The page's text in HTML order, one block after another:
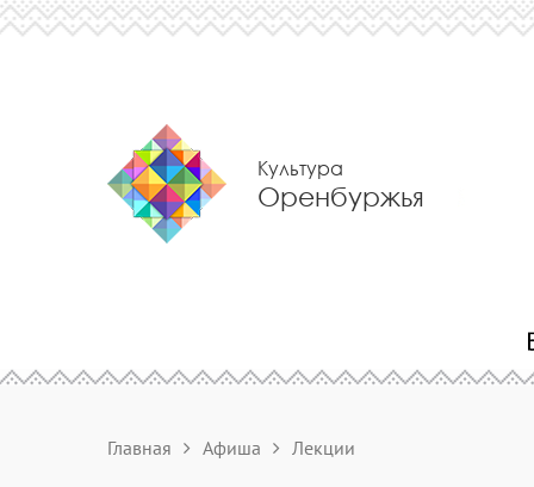
Культура
Оренбуржья
Главная Афиша Лекции